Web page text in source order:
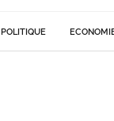
POLITIQUE